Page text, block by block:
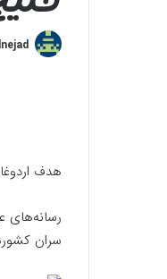
هدف
رسانه‌های
سران